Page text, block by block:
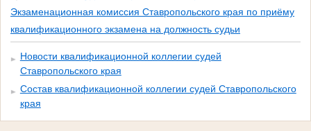
Экзаменационная комиссия Ставропольского края по приёму
квалификационного экзамена на должность судьи
Новости квалификационной коллегии судей
Ставропольского края
Состав квалификационной коллегии судей Ставропольского
края